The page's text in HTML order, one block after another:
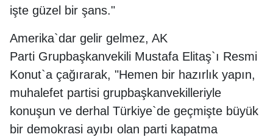
işte güzel bir şans."
Amerika`dar gelir gelmez, AK
Parti Grupbaşkanvekili Mustafa Elitaş`ı Resmi
Konut`a çağırarak, "Hemen bir hazırlık yapın,
muhalefet partisi grupbaşkanvekilleriyle
konuşun ve derhal Türkiye`de geçmişte büyük
bir demokrasi ayıbı olan parti kapatma